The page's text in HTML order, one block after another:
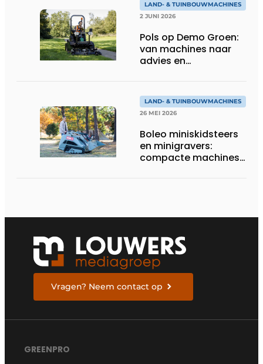
LAND- & TUINBOUWMACHINES
2 JUNI 2026
Pols op Demo Groen:
van machines naar
advies en
LAND- & TUINBOUWMACHINES
26 MEI 2026
Boleo miniskidsteers
en minigravers:
compacte machines
Vragen? Neem contact op
GREENPRO